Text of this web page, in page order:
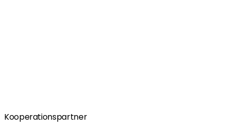
Kooperationspartner